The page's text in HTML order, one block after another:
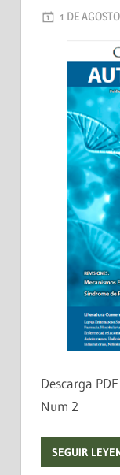
1 DE
Descarga
Num 2
SEGUIR